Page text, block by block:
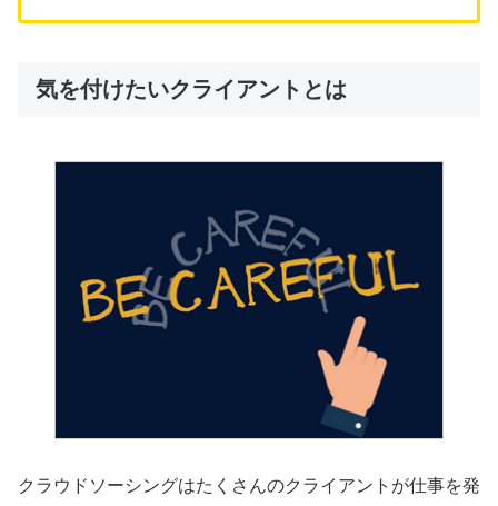
気を付けたいクライアントとは
クラウドソーシングはたくさんのクライアントが仕事を発